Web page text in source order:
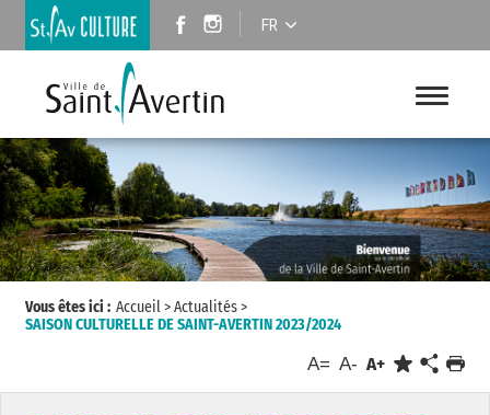
FR
Vous êtes ici : Accueil>Actualités>
SAISON CULTURELLE DE SAINT-AVERTIN 2023/2024
A= A- A+